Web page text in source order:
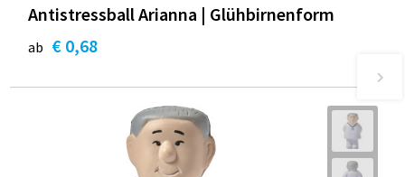
Antistressball Arianna | Glühbirnenform
ab € 0,68